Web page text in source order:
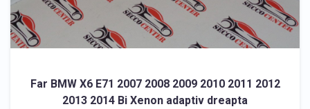
Far BMW X6 E71 2007 2008 2009 2010 2011 2012
2013 2014 Bi Xenon adaptiv dreapta